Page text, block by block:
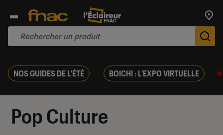
NOS GUIDES DE L'ÉTÉ BOICHI : L'EXPO VIRTUELLE
Pop Culture